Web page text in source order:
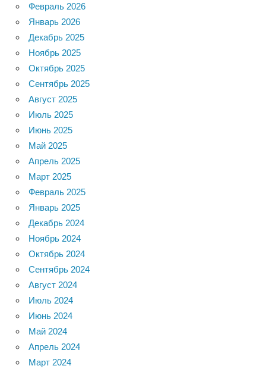
Февраль 2026
Январь 2026
Декабрь 2025
Ноябрь 2025
Октябрь 2025
Сентябрь 2025
Август 2025
Июль 2025
Июнь 2025
Май 2025
Апрель 2025
Март 2025
Февраль 2025
Январь 2025
Декабрь 2024
Ноябрь 2024
Октябрь 2024
Сентябрь 2024
Август 2024
Июль 2024
Июнь 2024
Май 2024
Апрель 2024
Март 2024